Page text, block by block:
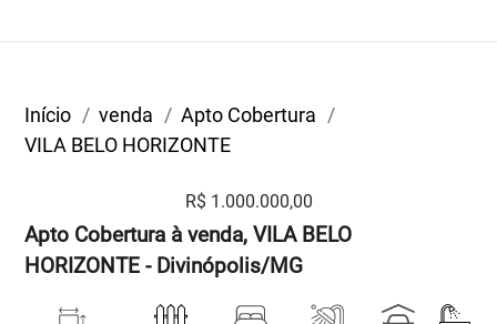
Início venda
Apto Cobertura
VILA BELO HORIZONTE
R$ 1.000.000,00
Apto Cobertura à venda, VILA BELO
HORIZONTE - Divinópolis/MG